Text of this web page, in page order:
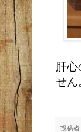
肝
せん
投稿者